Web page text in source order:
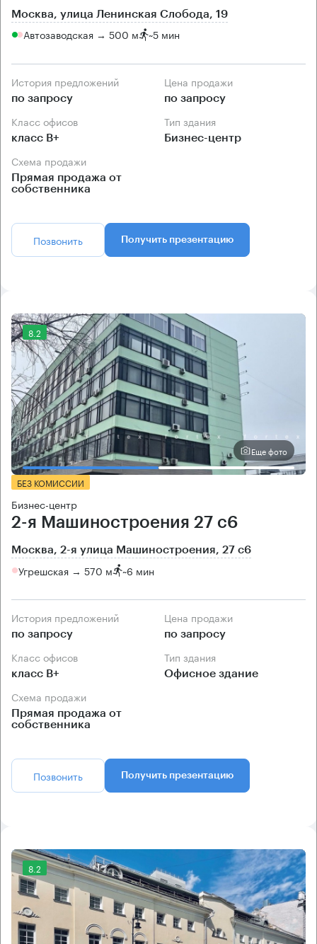
Москва, улица Ленинская Слобода, 19
Автозаводская → 500 м ~5 мин
История предложений
по запросу
Цена продажи
по запросу
Класс офисов
класс B+
Тип здания
Бизнес-центр
Схема продажи
Прямая продажа от
собственника
Позвонить Получить презентацию
8.2
Еще фото
БЕЗ КОМИССИИ
Бизнес-центр
2-я Машиностроения 27 с6
Москва, 2-я улица Машиностроения, 27 с6
Угрешская → 570 м ~6 мин
История предложений
по запросу
Цена продажи
по запросу
Класс офисов
класс B+
Тип здания
Офисное здание
Схема продажи
Прямая продажа от
собственника
Позвонить Получить презентацию
8.2